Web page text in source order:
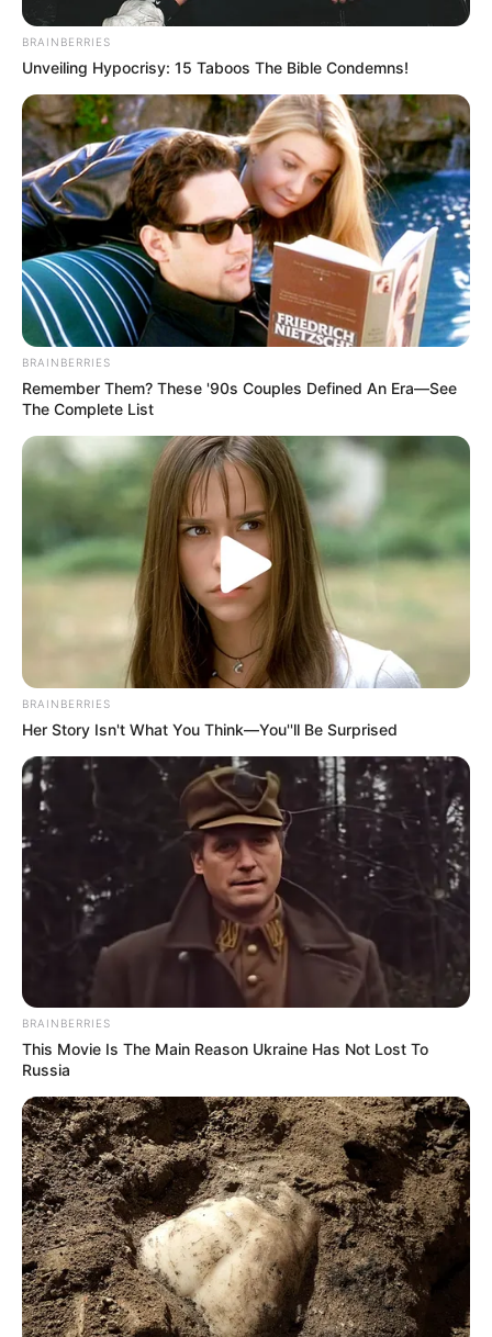
BRAINBERRIES
Unveiling Hypocrisy: 15 Taboos The Bible Condemns!
BRAINBERRIES
Remember Them? These '90s Couples Defined An Era—See
The Complete List
BRAINBERRIES
Her Story Isn't What You Think—You''ll Be Surprised
BRAINBERRIES
This Movie Is The Main Reason Ukraine Has Not Lost To
Russia